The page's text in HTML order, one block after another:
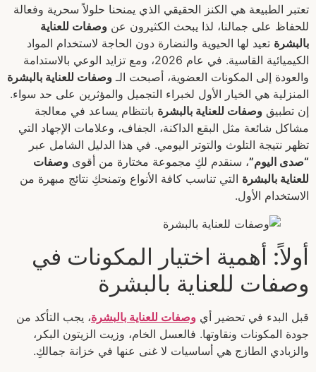
تعتبر الطبيعة هي الكنز الحقيقي الذي يمنحنا حلولاً سحرية وفعالة
للحفاظ على جمالنا، لذا يبحث الكثيرون عن وصفات للعناية
بالبشرة تعيد لها الحيوية والنضارة دون الحاجة لاستخدام المواد
الكيميائية القاسية. في عام 2026، ومع تزايد الوعي بالاستدامة
والعودة إلى المكونات العضوية، أصبحت الـ وصفات للعناية بالبشرة
المنزلية هي الخيار الأول لخبراء التجميل والمؤثرين على حد سواء.
إن تطبيق وصفات للعناية بالبشرة بانتظام يساعد في معالجة
مشاكل شائعة مثل البقع الداكنة، الجفاف، وعلامات الإجهاد التي
تظهر نتيجة التلوث والتوتر اليومي. في هذا الدليل الشامل عبر
“صدى اليوم”، سنقدم لكِ مجموعة مختارة من أقوى وصفات
للعناية بالبشرة التي تناسب كافة الأنواع وتمنحكِ نتائج مبهرة من
الاستخدام الأول.
أولاً: أهمية اختيار المكونات في
وصفات للعناية بالبشرة
قبل البدء في تحضير أي وصفات للعناية بالبشرة، يجب التأكد من
جودة المكونات ونقاوتها. فالعسل الخام، وزيت الزيتون البكر،
والزبادي الطازج هي أساسيات لا غنى عنها في خزانة جمالكِ.